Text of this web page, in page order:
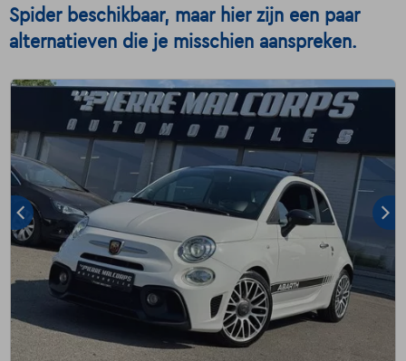
Spider beschikbaar, maar hier zijn een paar
alternatieven die je misschien aanspreken.